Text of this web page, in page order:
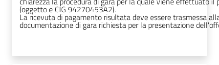
(oggetto e CIG 94270453A2).
La ricevuta di pagamento risultata deve essere trasmessa
documentazione di gara richiesta per la presentazione